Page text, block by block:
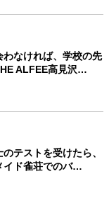
わなければ、学校の先
ALFEE高見沢…
テストを受けたら、
イド雀荘でのバ…